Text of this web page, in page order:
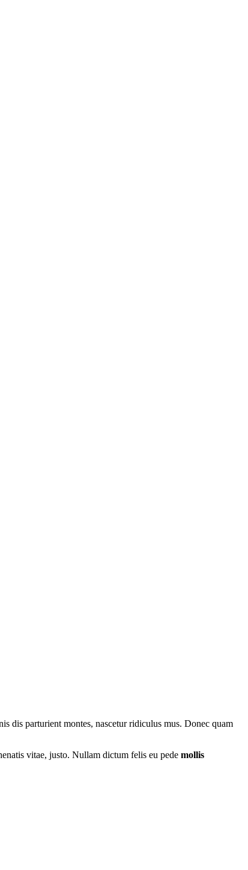
dis parturient montes, nascetur ridiculus mus. Donec quam
vitae, justo. Nullam dictum felis eu pede mollis